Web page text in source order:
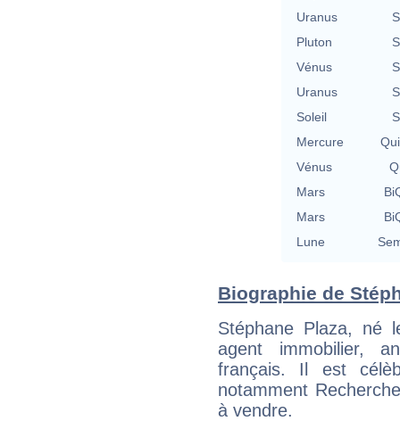
Uranus
Pluton
Vénus
Uranus
Soleil
Mercure
Vénus
Mars
Mars
Lune
Biographie de
Stéphane Plaza, né
agent immobilier,
français. Il est
notamment
à vendre.